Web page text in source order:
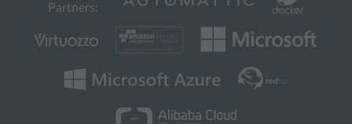
Partners: